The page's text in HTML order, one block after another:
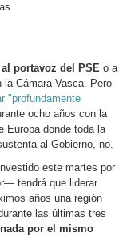
portavoz del PSE o a
Cámara Vasca. Pero
"profundamente
ocho años con la
Europa donde toda la
al Gobierno, no.
este martes por
tendrá que liderar
años una región
las últimas tres
por el mismo